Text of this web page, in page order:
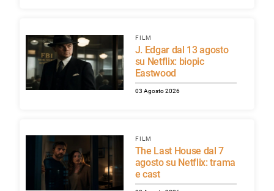
FILM
J. Edgar dal 13 agosto
su Netflix: biopic
Eastwood
03 Agosto 2026
FILM
The Last House dal 7
agosto su Netflix: trama
e cast